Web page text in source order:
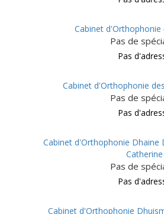
Cabinet d'Orthophonie
Pas de
Pas
Cabinet d'Orthophonie
Pas de
Pas
Cabinet d'Orthophonie Dhaine
Catherine
Pas de
Pas
Cabinet d'Orthophonie